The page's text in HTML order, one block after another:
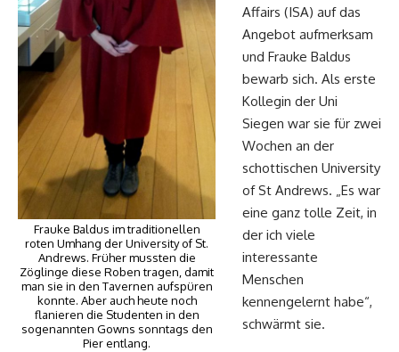
Frauke Baldus im traditionellen
roten Umhang der University of St.
Andrews. Früher mussten die
Zöglinge diese Roben tragen, damit
man sie in den Tavernen aufspüren
konnte. Aber auch heute noch
flanieren die Studenten in den
sogenannten Gowns sonntags den
Pier entlang.
Affairs (ISA) auf das
Angebot aufmerksam
und Frauke Baldus
bewarb sich. Als erste
Kollegin der Uni
Siegen war sie für zwei
Wochen an der
schottischen University
of St Andrews. „Es war
eine ganz tolle Zeit, in
der ich viele
interessante
Menschen
kennengelernt habe“,
schwärmt sie.